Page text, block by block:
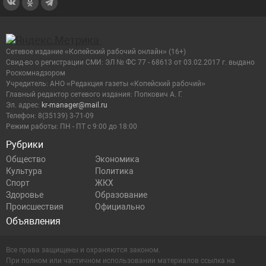
Рубрики
Общество
Экономика
Культура
Политика
Спорт
ЖКХ
Здоровье
Образование
Происшествия
Официально
Объявления
Сетевое издание «Копейский рабочий онлайн» (16+)
Cвид-во о регистрации СМИ: ЭЛ № ФС 77 - 68613 от 03.02.2017 г. выдано
Роскомнадзором
Учредитель: АНО «Редакция газеты «Копейский рабочий»
Главный редактор сетевого издания: Попкович А. Г.
Эл. адрес: kr-manager@mail.ru
Телефон: 8(35139) 3-71-09
Режим работы: ПН - ПТ с 9:00 до 18:00
Все права защищены и охраняются законом.
При полном или частичном использовании материалов ссылка на